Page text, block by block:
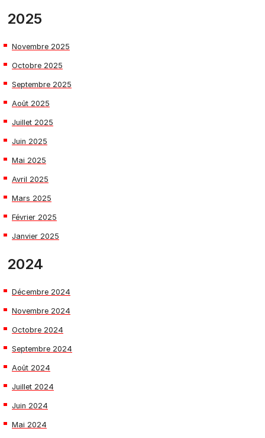
2025
Novembre 2025
Octobre 2025
Septembre 2025
Août 2025
Juillet 2025
Juin 2025
Mai 2025
Avril 2025
Mars 2025
Février 2025
Janvier 2025
2024
Décembre 2024
Novembre 2024
Octobre 2024
Septembre 2024
Août 2024
Juillet 2024
Juin 2024
Mai 2024